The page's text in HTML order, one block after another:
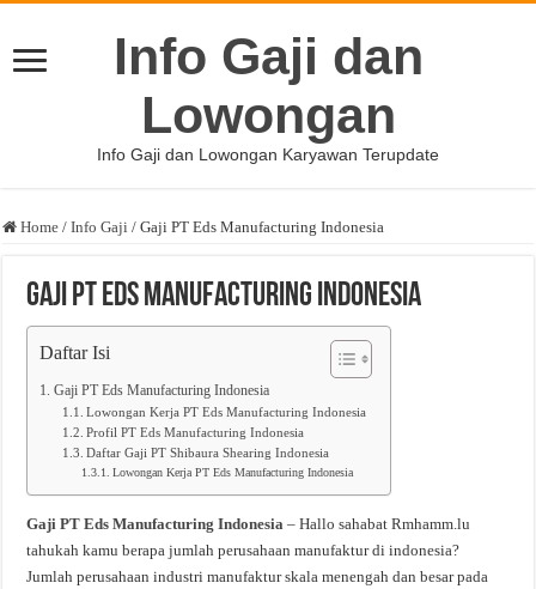
Info Gaji dan
Lowongan
Info Gaji dan Lowongan Karyawan Terupdate
Home / Info Gaji / Gaji PT Eds Manufacturing Indonesia
Gaji PT Eds Manufacturing Indonesia
Daftar Isi
Gaji PT Eds Manufacturing Indonesia
Lowongan Kerja PT Eds Manufacturing Indonesia
Profil PT Eds Manufacturing Indonesia
Daftar Gaji PT Shibaura Shearing Indonesia
Lowongan Kerja PT Eds Manufacturing Indonesia
Gaji PT Eds Manufacturing Indonesia – Hallo sahabat Rmhamm.lu
tahukah kamu berapa jumlah perusahaan manufaktur di indonesia?
Jumlah perusahaan industri manufaktur skala menengah dan besar pada